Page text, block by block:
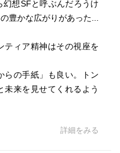
想SFと呼ぶんだろうけ
豊かな広がりがあった...
ティア精神はその視座を
らの手紙」も良い。トン
未来を見せてくれるよう
詳細をみる